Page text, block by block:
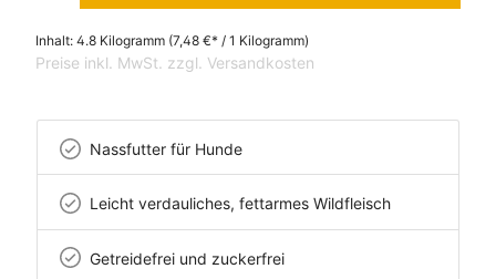
Inhalt: 4.8 Kilogramm (7,48 €* / 1 Kilogramm)
Preise inkl. MwSt. zzgl. Versandkosten
Nassfutter für Hunde
Leicht verdauliches, fettarmes Wildfleisch
Getreidefrei und zuckerfrei